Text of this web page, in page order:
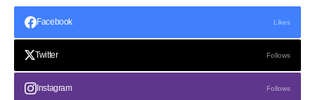
Facebook Likes
Twitter Follows
Instagram Follows